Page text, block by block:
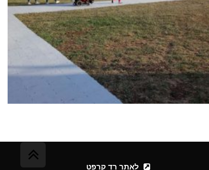
לאתר רד קרפט